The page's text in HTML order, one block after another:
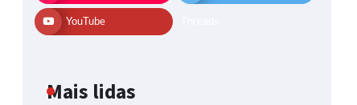
YouTube
Mais lidas